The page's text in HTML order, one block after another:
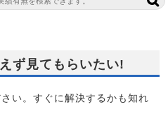
ず見てもらいたい!
い。すぐに解決するかも知れ